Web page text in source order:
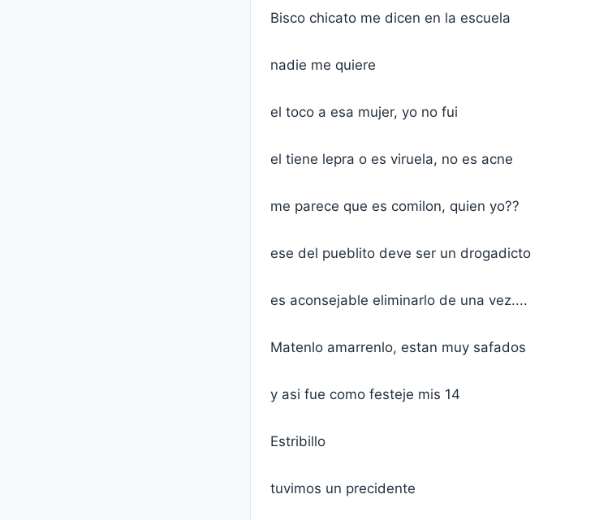
Bisco chicato me dicen en la escuela
nadie me quiere
el toco a esa mujer, yo no fui
el tiene lepra o es viruela, no es acne
me parece que es comilon, quien yo??
ese del pueblito deve ser un drogadicto
es aconsejable eliminarlo de una vez....
Matenlo amarrenlo, estan muy safados
y asi fue como festeje mis 14
Estribillo
tuvimos un precidente